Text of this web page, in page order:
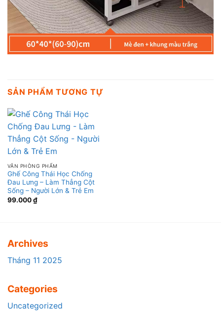
SẢN PHẨM TƯƠNG TỰ
VĂN PHÒNG PHẨM
Ghế Công Thái Học Chống
Đau Lưng – Làm Thẳng Cột
Sống – Người Lớn & Trẻ Em
99.000₫
Archives
Tháng 11 2025
Categories
Uncategorized